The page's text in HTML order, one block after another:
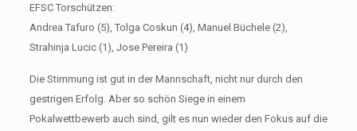
EFSC Torschützen:
Andrea Tafuro (5), Tolga Coskun (4), Manuel Büchele (2),
Strahinja Lucic (1), Jose Pereira (1)
Die Stimmung ist gut in der Mannschaft, nicht nur durch den
gestrigen Erfolg. Aber so schön Siege in einem
Pokalwettbewerb auch sind, gilt es nun wieder den Fokus auf die